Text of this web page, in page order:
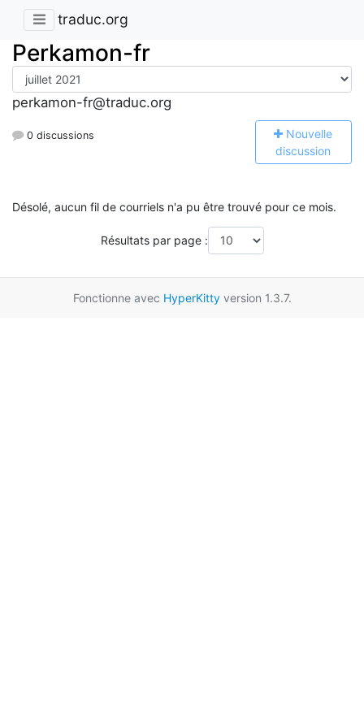
traduc.org
Perkamon-fr
perkamon-fr@traduc.org
0 discussions Nouvelle
discussion
Désolé, aucun fil de courriels n'a pu être trouvé pour ce mois.
Résultats par page :
Fonctionne avec HyperKittyversion 1.3.7.